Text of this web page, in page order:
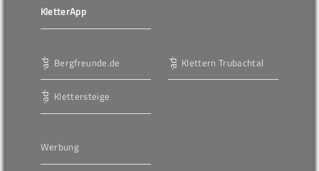
KletterApp
Bergfreunde.de
Klettersteige
Klettern Trubachtal
Werbung